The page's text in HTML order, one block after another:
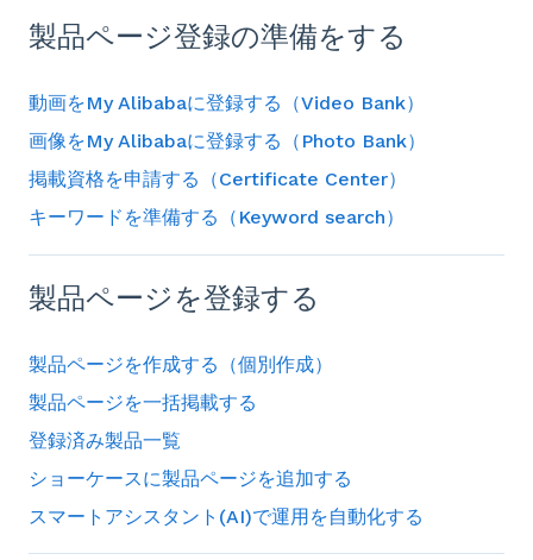
製品ページ登録の準備をする
動画をMy Alibabaに登録する（Video Bank）
画像をMy Alibabaに登録する（Photo Bank）
掲載資格を申請する（Certificate Center）
キーワードを準備する（Keyword search）
製品ページを登録する
製品ページを作成する（個別作成）
製品ページを一括掲載する
登録済み製品一覧
ショーケースに製品ページを追加する
スマートアシスタント(AI)で運用を自動化する